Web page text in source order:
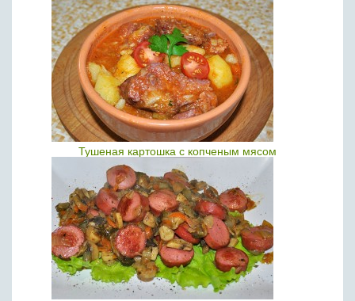
Тушеная картошка с копченым мясом